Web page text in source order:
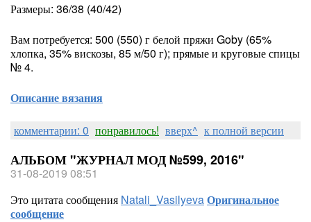
Размеры: 36/38 (40/42)
Вам потребуется: 500 (550) г белой пряжи Goby (65%
хлопка, 35% вискозы, 85 м/50 г); прямые и круговые спицы
№ 4.
Описание вязания
комментарии: 0 понравилось! вверх^ к полной версии
АЛЬБОМ "ЖУРНАЛ МОД №599, 2016"
31-08-2019 08:51
Это цитата сообщения Natali_VasilyevaОригинальное
сообщение